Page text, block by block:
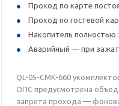
Проход по карте
Проход по гостевой
Накопитель полностью
Аварийный — при
QL-05-CMK-660
ОПС предусмотрена
запрета прохода —